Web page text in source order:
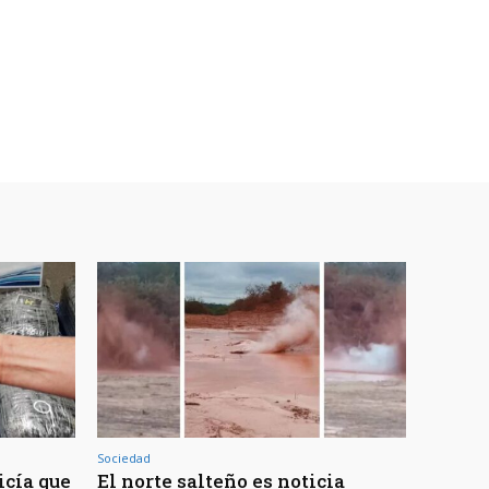
que
Sociedad
El norte salteño es noticia